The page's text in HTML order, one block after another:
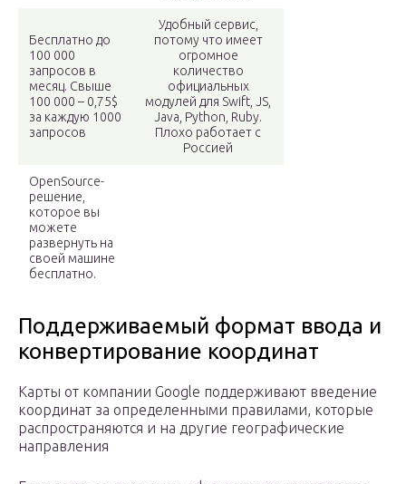
Бесплатно до
100 000
запросов в
месяц. Свыше
100 000 – 0,75$
за каждую 1000
запросов
Удобный сервис,
потому что имеет
огромное
количество
официальных
модулей для Swift, JS,
Java, Python, Ruby.
Плохо работает с
Россией
OpenSource-
решение,
которое вы
можете
развернуть на
своей машине
бесплатно.
Поддерживаемый формат ввода и
конвертирование координат
Карты от компании Google поддерживают введение
координат за определенными правилами, которые
распространяются и на другие географические
направления